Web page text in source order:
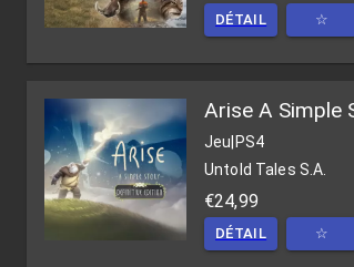
DÉTAIL ☆
Arise A Simple
Jeu PS4
Untold Tales S.A.
€24,99
DÉTAIL ☆